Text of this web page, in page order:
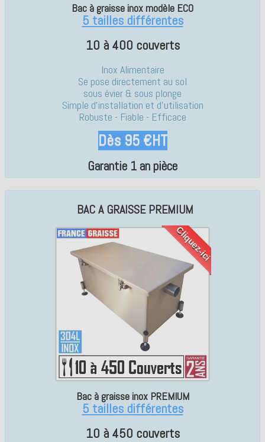
Bac à graisse inox modèle ECO
5 tailles différentes
10 à 400 couverts
Inox Alimentaire
Se pose directement au sol
sous évier & sous plonge
Simple d'installation et d'utilisation
Robuste - Fiable - Efficace
Dès 95 €HT
Garantie 1 an pièce
BAC A GRAISSE PREMIUM
Cliquez-ici
Bac à graisse inox PREMIUM
5 tailles différentes
10 à 450 couverts